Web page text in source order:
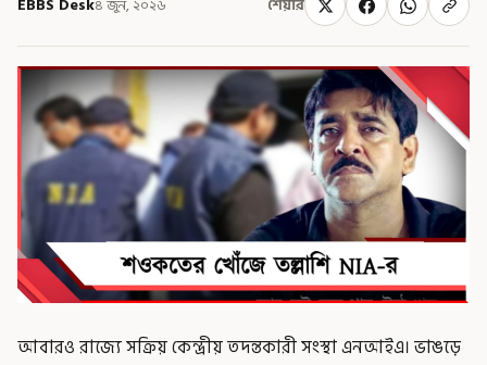
৪ জুন, ২০২৬ শেয়ার
আবারও রাজ্যে সক্রিয় কেন্দ্রীয় তদন্তকারী সংস্থা এনআইএ। ভাঙড়ে